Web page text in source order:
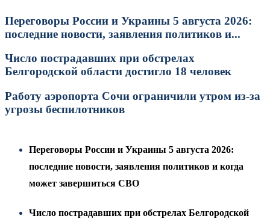
Переговоры России и Украины 5 августа 2026:
последние новости, заявления политиков и...
Число пострадавших при обстрелах
Белгородской области достигло 18 человек
Работу аэропорта Сочи ограничили утром из-за
угрозы беспилотников
Переговоры России и Украины 5 августа 2026:
последние новости, заявления политиков и когда
может завершиться СВО
Число пострадавших при обстрелах Белгородской